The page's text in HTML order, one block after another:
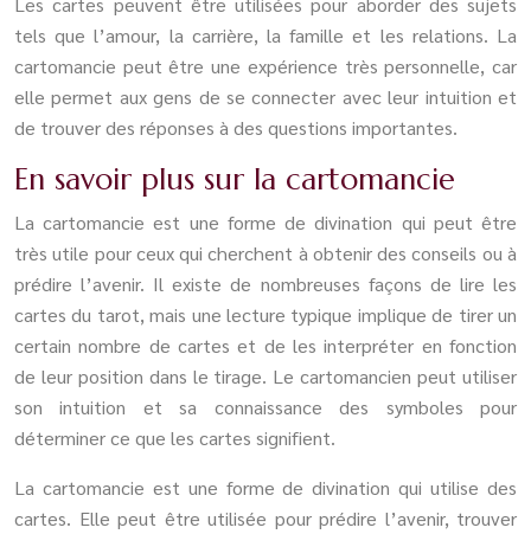
tels que l’amour, la carrière, la famille et les relations. La
cartomancie peut être une expérience très personnelle, car
elle permet aux gens de se connecter avec leur intuition et
de trouver des réponses à des questions importantes.
En savoir plus sur la cartomancie
La cartomancie est une forme de divination qui peut être
très utile pour ceux qui cherchent à obtenir des conseils ou à
prédire l’avenir. Il existe de nombreuses façons de lire les
cartes du tarot, mais une lecture typique implique de tirer un
certain nombre de cartes et de les interpréter en fonction
de leur position dans le tirage. Le cartomancien peut utiliser
son intuition et sa connaissance des symboles pour
déterminer ce que les cartes signifient.
La cartomancie est une forme de divination qui utilise des
cartes. Elle peut être utilisée pour prédire l’avenir, trouver